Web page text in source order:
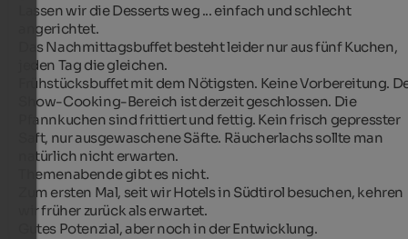
Lassen wir die Desserts weg ... einfach und schlecht
angerichtet.
Das Nachmittagsbuffet besteht leider nur aus fünf Kuchen,
jeden Tag die gleichen.
Frühstücksbuffet mit dem Nötigsten. Keine Vorbereitung.
Show-Cooking-Bereich ist derzeit geschlossen. Die
Pfannkuchen sind frittiert und fettig. Kein frisch gepresster
Saft, nur ausgewaschene Säfte. Räucherlachs sollte man
natürlich nicht erwarten.
Themenabende gibt es nicht.
Zum ersten Mal, seit wir Hotels in Südtirol besuchen, kehren
wir früher zurück als erwartet.
Gutes Potenzial, aber noch in der Entwicklung.